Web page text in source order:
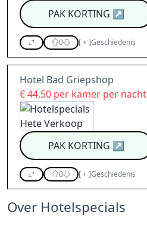
PAK KORTING ↗
0 [+]Geschiedenis
Hotel Bad Griepshop
€ 44,50 per kamer per nacht
PAK KORTING ↗
0 [+]Geschiedenis
Over Hotelspecials